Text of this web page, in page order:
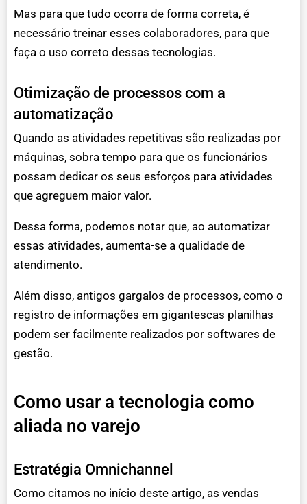
Mas para que tudo ocorra de forma correta, é
necessário treinar esses colaboradores, para que
faça o uso correto dessas tecnologias.
Otimização de processos com a
automatização
Quando as atividades repetitivas são realizadas por
máquinas, sobra tempo para que os funcionários
possam dedicar os seus esforços para atividades
que agreguem maior valor.
Dessa forma, podemos notar que, ao automatizar
essas atividades, aumenta-se a qualidade de
atendimento.
Além disso, antigos gargalos de processos, como o
registro de informações em gigantescas planilhas
podem ser facilmente realizados por softwares de
gestão.
Como usar a tecnologia como
aliada no varejo
Estratégia Omnichannel
Como citamos no início deste artigo, as vendas